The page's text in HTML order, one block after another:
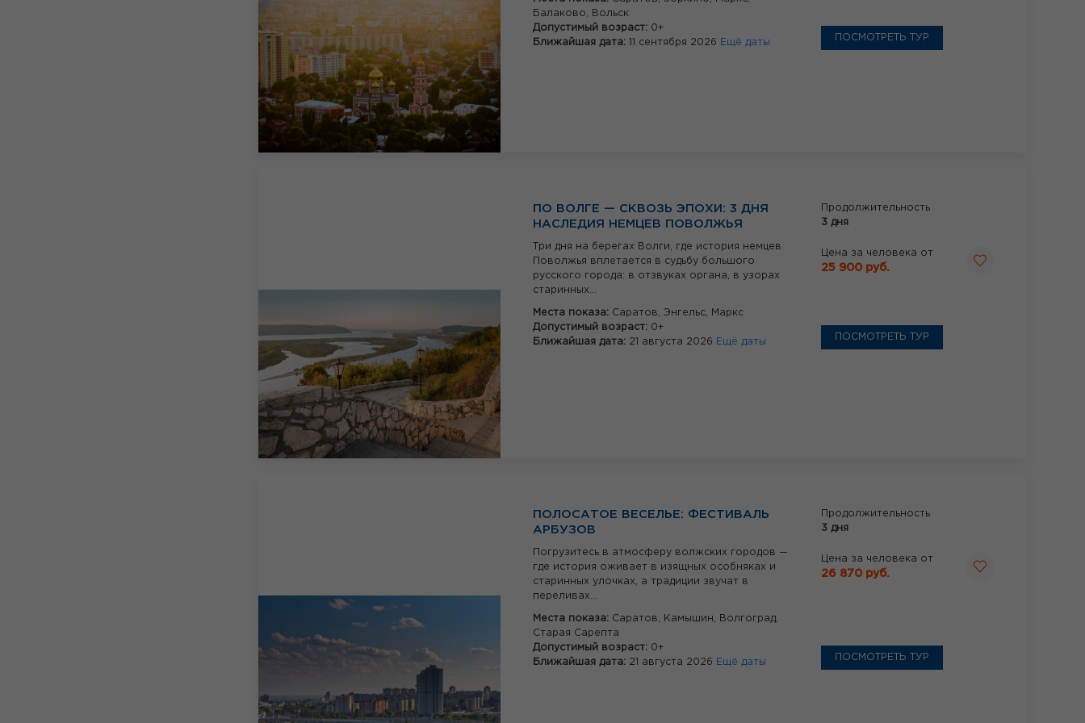
Балаково,
Вольск
Допустимый возраст: 0+
Ближайшая дата:
11 сентября 2026 Ещё даты
ПОСМОТРЕТЬ ТУР
ПО ВОЛГЕ — СКВОЗЬ ЭПОХИ: 3 ДНЯ
НАСЛЕДИЯ НЕМЦЕВ ПОВОЛЖЬЯ
Три дня на берегах Волги, где история немцев
Поволжья вплетается в судьбу большого
русского города: в отзвуках органа, в узорах
старинных...
Места показа: Саратов, Энгельс,
Маркс
Допустимый возраст: 0+
Ближайшая дата: 21 августа 2026 Ещё даты
Продолжительность
3 дня
Цена за человека от
25 900 руб.
ПОСМОТРЕТЬ ТУР
ПОЛОСАТОЕ ВЕСЕЛЬЕ: ФЕСТИВАЛЬ
АРБУЗОВ
Погрузитесь в атмосферу волжских городов —
где история оживает в изящных особняках и
старинных улочках, а традиции звучат в
переливах...
Места показа: Саратов, Камышин,
Волгоград,
Старая Сарепта
Допустимый возраст: 0+
Ближайшая дата: 21 августа 2026 Ещё даты
Продолжительность
3 дня
Цена за человека от
26 870 руб.
ПОСМОТРЕТЬ ТУР